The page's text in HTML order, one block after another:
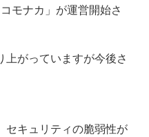
モナカ」が運営開始さ
上がっていますが今後さ
セキュリティの脆弱性が